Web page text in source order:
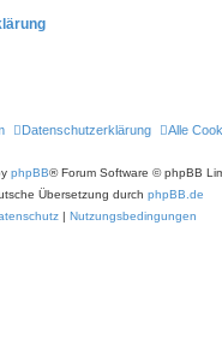
Alle
Datenschutzerklärung
phpBB® Forum Software © phpBB
Übersetzung durch phpBB.de
| Nutzungsbedingungen